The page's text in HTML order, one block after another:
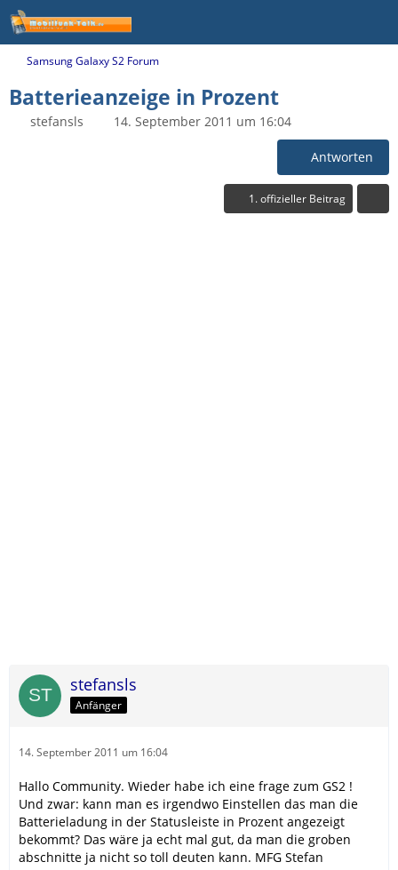
Samsung Galaxy S2 Forum
Batterieanzeige in Prozent
stefansls 14. September 2011 um 16:04
Antworten
1. offizieller Beitrag
stefansls
Anfänger
14. September 2011 um 16:04
Hallo Community. Wieder habe ich eine frage zum GS2 !
Und zwar: kann man es irgendwo Einstellen das man die
Batterieladung in der Statusleiste in Prozent angezeigt
bekommt? Das wäre ja echt mal gut, da man die groben
abschnitte ja nicht so toll deuten kann. MFG Stefan